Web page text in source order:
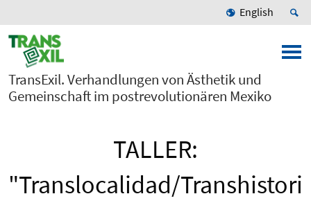
English
TransExil. Verhandlungen von Ästhetik und
Gemeinschaft im postrevolutionären Mexiko
TALLER:
"Translocalidad/Transhistori